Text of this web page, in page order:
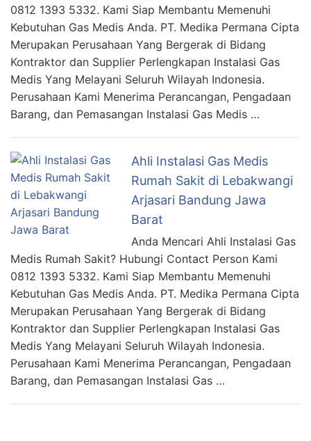
0812 1393 5332. Kami Siap Membantu Memenuhi
Kebutuhan Gas Medis Anda. PT. Medika Permana Cipta
Merupakan Perusahaan Yang Bergerak di Bidang
Kontraktor dan Supplier Perlengkapan Instalasi Gas
Medis Yang Melayani Seluruh Wilayah Indonesia.
Perusahaan Kami Menerima Perancangan, Pengadaan
Barang, dan Pemasangan Instalasi Gas Medis …
Ahli Instalasi Gas Medis
Rumah Sakit di Lebakwangi
Arjasari Bandung Jawa
Barat
Anda Mencari Ahli Instalasi Gas
Medis Rumah Sakit? Hubungi Contact Person Kami
0812 1393 5332. Kami Siap Membantu Memenuhi
Kebutuhan Gas Medis Anda. PT. Medika Permana Cipta
Merupakan Perusahaan Yang Bergerak di Bidang
Kontraktor dan Supplier Perlengkapan Instalasi Gas
Medis Yang Melayani Seluruh Wilayah Indonesia.
Perusahaan Kami Menerima Perancangan, Pengadaan
Barang, dan Pemasangan Instalasi Gas …